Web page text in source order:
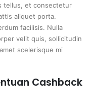
tellus, et consectetur
aliquet porta.
facilisis. Nulla
velit quis, sollicitudin
scelerisque mi
Cashback